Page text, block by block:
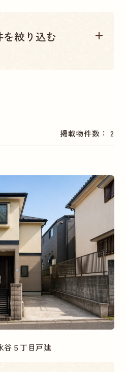
を絞り込む
て
川県小田原市
神奈川県相模原市緑区
川県中郡
000～5，500万円
2,500〜3,500万円
掲載物件数： 2
谷５丁目戸建